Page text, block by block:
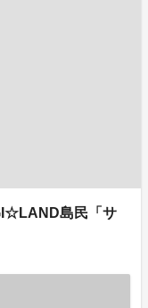
島民「サ